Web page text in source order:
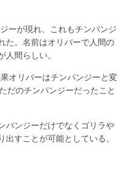
ーが現れ、これもチンパンジ
た。名前はオリバーで人間の
人間らしい。
オリバーはチンパンジーと変
だのチンパンジーだったこと
パンジーだけでなくゴリラや
すことが可能としている。